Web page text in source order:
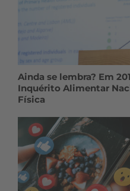
Ainda se lembra? Em
Inquérito Alimentar
Física